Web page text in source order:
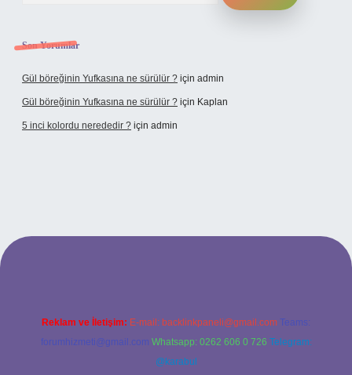
Son Yorumlar
Gül böreğinin Yufkasına ne sürülür ? için admin
Gül böreğinin Yufkasına ne sürülür ? için Kaplan
5 inci kolordu nerededir ? için admin
Reklam ve İletişim: E-mail: backlinkpaneli@gmail.com Teams:
forumhizmeti@gmail.com Whatsapp: 0262 606 0 726 Telegram:
@karabul